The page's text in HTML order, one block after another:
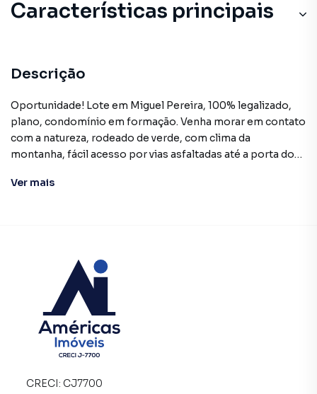
Características principais
Descrição
Oportunidade! Lote em Miguel Pereira, 100% legalizado,
plano, condomínio em formação. Venha morar em contato
com a natureza, rodeado de verde, com clima da
montanha, fácil acesso por vias asfaltadas até a porta do
sonho no charmoso bairro de Portal da Mansões e
Ver mais
CRECI: CJ7700